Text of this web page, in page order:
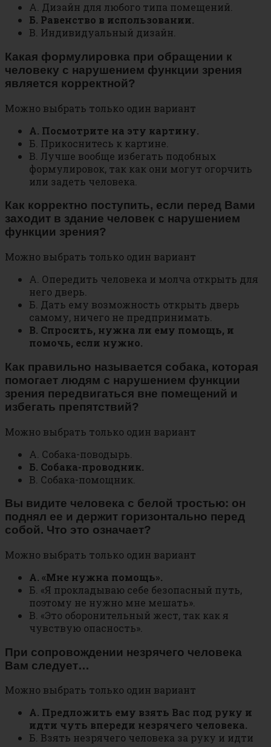
А. Дизайн для любого типа помещений.
Б. Равенство в использовании.
В. Индивидуальный дизайн.
Какая формулировка при обращении к
человеку с нарушением функции зрения
является корректной?
Можно выбрать только один вариант
А. Посмотрите на эту картину.
Б. Прикоснитесь к картине.
В. Лучше вообще избегать подобных
формулировок, так как они могут огорчить
или задеть человека.
Как корректно поступить, если перед Вами
заходит в здание человек с нарушением
функции зрения?
Можно выбрать только один вариант
А. Опередить человека и молча открыть для
него дверь.
Б. Дать ему возможность открыть дверь
самому, ничего не предпринимать.
В. Спросить, нужна ли ему помощь, и
помочь, если нужно.
Как правильно называется собака, которая
помогает людям с нарушением функции
зрения передвигаться вне помещений и
избегать препятствий?
Можно выбрать только один вариант
А. Собака-поводырь.
Б. Собака-проводник.
В. Собака-помощник.
Вы видите человека с белой тростью: он
поднял ее и держит горизонтально перед
собой. Что это означает?
Можно выбрать только один вариант
А. «Мне нужна помощь».
Б. «Я прокладываю себе безопасный путь,
поэтому не нужно мне мешать».
В. «Это оборонительный жест, так как я
чувствую опасность».
При сопровождении незрячего человека
Вам следует…
Можно выбрать только один вариант
А. Предложить ему взять Вас под руку и
идти чуть впереди незрячего человека.
Б. Взять незрячего человека за руку и идти